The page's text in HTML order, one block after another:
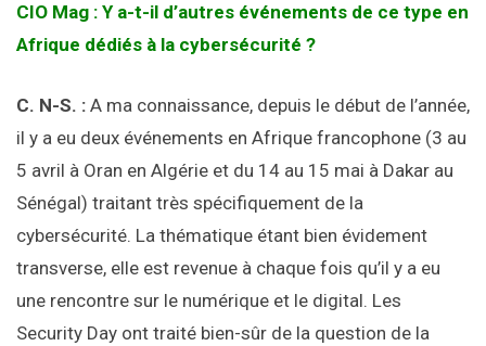
CIO Mag : Y a-t-il d’autres événements de ce type en
Afrique dédiés à la cybersécurité ?
C. N-S. : A ma connaissance, depuis le début de l’année,
il y a eu deux événements en Afrique francophone (3 au
5 avril à Oran en Algérie et du 14 au 15 mai à Dakar au
Sénégal) traitant très spécifiquement de la
cybersécurité. La thématique étant bien évidement
transverse, elle est revenue à chaque fois qu’il y a eu
une rencontre sur le numérique et le digital. Les
Security Day ont traité bien-sûr de la question de la